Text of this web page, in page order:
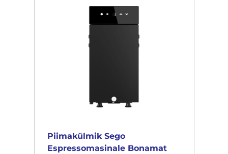
Piimakülmik Sego
Espressomasinale Bonamat